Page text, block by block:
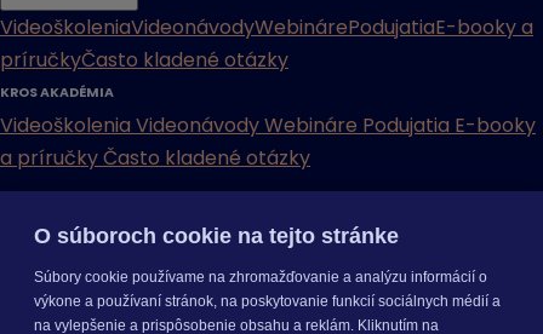
VideoškoleniaVideonávodyWebinárePodujatiaE-booky a
príručkyČasto kladené otázky
KROS AKADÉMIA
Videoškolenia VideonávodyWebináre Podujatia E-booky
a príručkyČasto kladené otázky
Cenníky Odporučte nás Právne dokumenty
Odporúčaná
konfiguráciaAktualizácia verziíMobilné aplikácie
O súboroch cookie na tejto stránke
Súbory cookie používame na zhromažďovanie a analýzu informácií o
výkone a používaní stránok, na poskytovanie funkcií sociálnych médií a
na vylepšenie a prispôsobenie obsahu a reklám. Kliknutím na